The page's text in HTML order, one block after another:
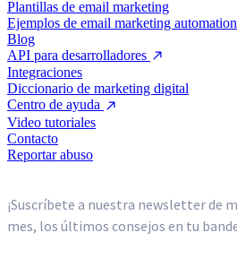
Plantillas de email marketing
Ejemplos de email marketing automation
Blog
API para desarrolladores
Integraciones
Diccionario de marketing digital
Centro de ayuda
Video tutoriales
Contacto
Reportar abuso